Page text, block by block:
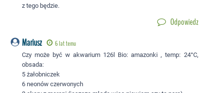
z tego będzie.
Odpowiedz
Mariusz 6 lat temu
Czy może być w akwarium 126l Bio: amazonki , temp: 24°C,
obsada:
5 żałobniczek
6 neonów czerwonych